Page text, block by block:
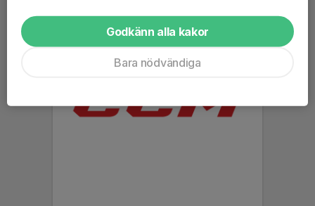
Godkänn alla kakor
Bara nödvändiga